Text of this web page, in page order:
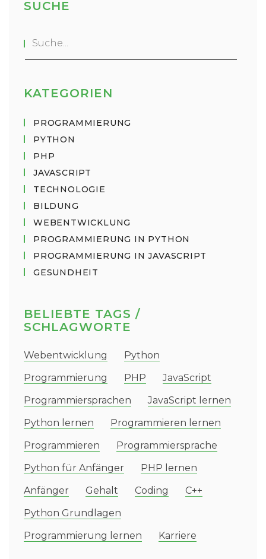
SUCHE
KATEGORIEN
PROGRAMMIERUNG
PYTHON
PHP
JAVASCRIPT
TECHNOLOGIE
BILDUNG
WEBENTWICKLUNG
PROGRAMMIERUNG IN PYTHON
PROGRAMMIERUNG IN JAVASCRIPT
GESUNDHEIT
BELIEBTE TAGS /
SCHLAGWORTE
Webentwicklung
Python
Programmierung
PHP
JavaScript
Programmiersprachen
JavaScript lernen
Python lernen
Programmieren lernen
Programmieren
Programmiersprache
Python für Anfänger
PHP lernen
Anfänger
Gehalt Coding
C++
Python Grundlagen
Programmierung lernen
Karriere